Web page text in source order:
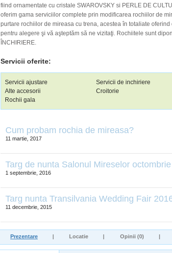
fiind ornamentate cu cristale SWAROVSKY si PERLE DE
oferim gama serviciilor complete prin modificarea rochiilor de
purtare rochiilor de mireasa cu trena, acestea în totaliate
pentru alegere şi vă aşteptăm să ne vizitaţi. Rochiitele sunt
ÎNCHIRIERE.
Servicii oferite:
Servicii ajustare Servicii de inchiriere
Alte accesorii
Croitorie
Rochii gala
Cum probam rochia de mireasa?
11 martie, 2017
Targ de nunta Salonul Mireselor
1 septembrie, 2016
Targ nunta Transilvania Wedding Fair
11 decembrie, 2015
Prezentare | Locatie | Opinii (0) |